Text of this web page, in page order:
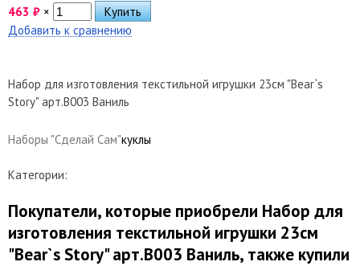
463 ₽ ×
Добавить к сравнению
Набор для изготовления текстильной игрушки 23см "Bear`s
Story" арт.B003 Ваниль
Наборы "Сделай Сам"куклы
Категории:
Покупатели, которые приобрели Набор для
изготовления текстильной игрушки 23см
"Bear`s Story" арт.B003 Ваниль, также купили